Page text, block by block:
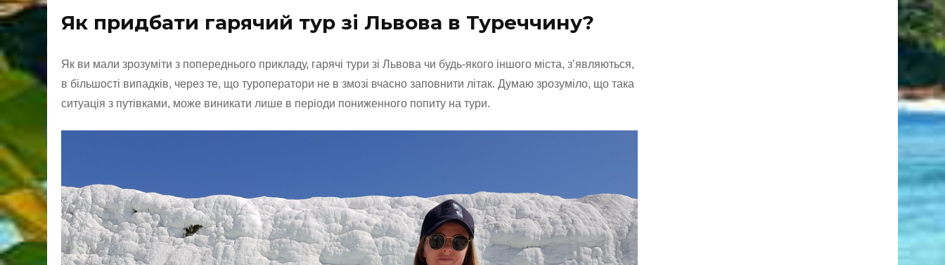
Як придбати гарячий тур зі Львова в Туреччину?
Як ви мали зрозуміти з попереднього прикладу, гарячі тури зі Львова чи будь-якого іншого міста, з’являються,
в більшості випадків, через те, що туроператори не в змозі вчасно заповнити літак. Думаю зрозуміло, що така
ситуація з путівками, може виникати лише в періоди пониженного попиту на тури.